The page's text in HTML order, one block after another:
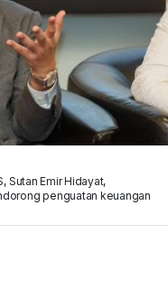
Sutan Emir Hidayat,
penguatan keuangan